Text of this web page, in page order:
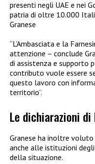
presenti negli UAE e nei
patria di oltre 10.000
Granese
“L’Ambasciata e la
attenzione – conclude
di assistenza e supporto
contributo vuole essere
questo lavoro con
territorio”.
Le dichiarazioni di
Granese ha inoltre
anche alle istituzioni
della situazione.